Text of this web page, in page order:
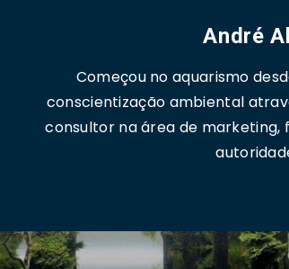
André
Começou no aquarismo
conscientização ambiental
consultor na área de marketing,